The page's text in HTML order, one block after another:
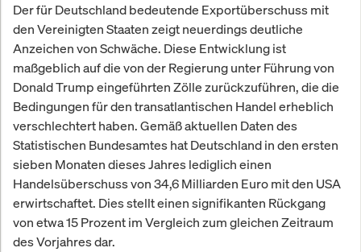
Der für Deutschland bedeutende Exportüberschuss mit
den Vereinigten Staaten zeigt neuerdings deutliche
Anzeichen von Schwäche. Diese Entwicklung ist
maßgeblich auf die von der Regierung unter Führung von
Donald Trump eingeführten Zölle zurückzuführen, die die
Bedingungen für den transatlantischen Handel erheblich
verschlechtert haben. Gemäß aktuellen Daten des
Statistischen Bundesamtes hat Deutschland in den ersten
sieben Monaten dieses Jahres lediglich einen
Handelsüberschuss von 34,6 Milliarden Euro mit den USA
erwirtschaftet. Dies stellt einen signifikanten Rückgang
von etwa 15 Prozent im Vergleich zum gleichen Zeitraum
des Vorjahres dar.